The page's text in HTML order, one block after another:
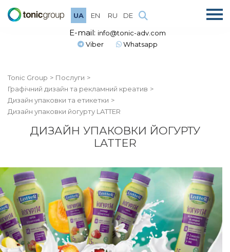
UA EN RU DE
E-mail: info@tonic-adv.com
Viber
Whatsapp
Tonic Group
Послуги
Графічний дизайн та рекламний креатив
Дизайн упаковки та етикетки
Дизайн упаковки йогурту LATTER
ДИЗАЙН УПАКОВКИ ЙОГУРТУ
LATTER